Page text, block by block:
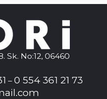
Sk. No:12, 06460
– 0 554 361 21 73